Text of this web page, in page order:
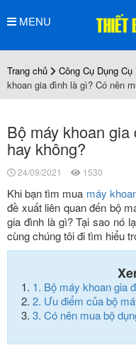
MENU
Trang chủ Công Cụ Dụng Cụ
khoan gia đình là gì? Có nên
Bộ máy khoan
hay không?
24/09/2021 1530
Khi bạn tìm mua máy
đề xuất liên quan đến bộ
gia đình là gì? Tại sao nó
cùng chúng tôi đi tìm hiểu
1. Bộ máy khoan gia
2. Ưu điểm của bộ
3. Có nên mua bộ